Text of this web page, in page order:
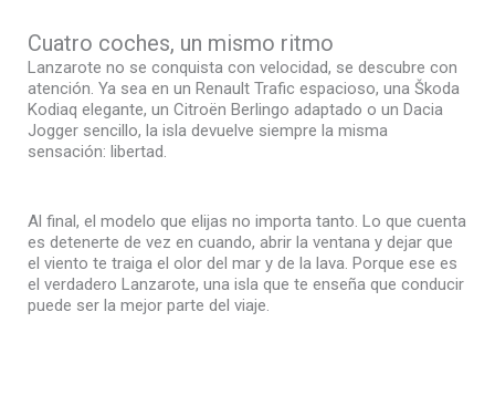
Cuatro coches, un mismo ritmo
Lanzarote no se conquista con velocidad, se descubre con
atención. Ya sea en un Renault Trafic espacioso, una Škoda
Kodiaq elegante, un Citroën Berlingo adaptado o un Dacia
Jogger sencillo, la isla devuelve siempre la misma
sensación: libertad.
Al final, el modelo que elijas no importa tanto. Lo que cuenta
es detenerte de vez en cuando, abrir la ventana y dejar que
el viento te traiga el olor del mar y de la lava. Porque ese es
el verdadero Lanzarote, una isla que te enseña que conducir
puede ser la mejor parte del viaje.